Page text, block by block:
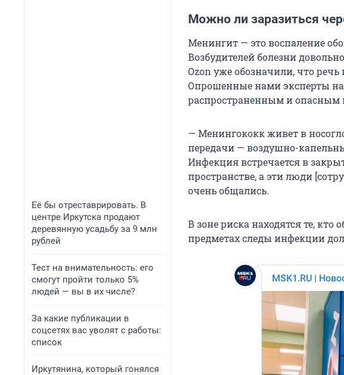
Её бы отреставрировать. В
центре Иркутска продают
деревянную усадьбу за 9 млн
рублей
Тест на внимательность: его
смогут пройти только 5%
людей — вы в их числе?
За какие публикации в
соцсетях вас уволят с работы:
список
Иркутянина, который гонялся
Можно ли заразиться
Менингит — это воспаление
Возбудителей болезни
Ozon уже обозначили, что
Опрошенные нами эксперты
распространенным и опасным
— Менингококк живет в
передачи — воздушно-
Инфекция встречается в
пространстве, а эти люди
очень общались.
В зоне риска находятся те,
предметах следы инфекции